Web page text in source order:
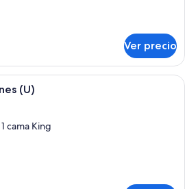
Ver precio
Habitación de hotel con una cama
(U)
cama King